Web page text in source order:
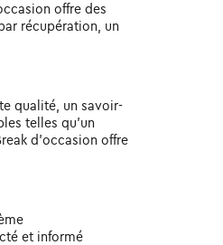
offre des
récupération, un
qualité, un savoir-
telles qu'un
d'occasion offre
et informé